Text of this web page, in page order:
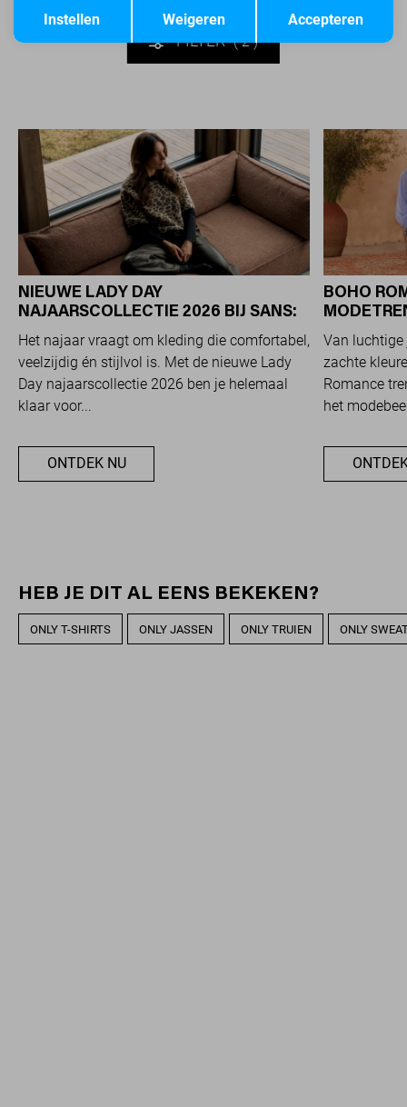
FILTER 2
NIEUWE LADY DAY
NAJAARSCOLLECTIE 2026 BIJ SANS:
STIJL EN COMFORT IN
TRAVELKWALITEIT
Het najaar vraagt om kleding die comfortabel,
veelzijdig én stijlvol is. Met de nieuwe Lady
Day najaarscollectie 2026 ben je helemaal
klaar voor...
ONTDEK NU
BOHO
OVERAL
Van luchtige
zachte
Romance
het
HEB JE DIT AL EENS BEKEKEN?
ONLY T-SHIRTS ONLY JASSEN ONLY TRUIEN ONLY
Accepteren
Weigeren
Instellen